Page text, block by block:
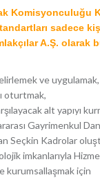
Komisyonculuğu
sadece
A.Ş. olarak b
ve uygulamak,
oturtmak,
alt yapıyı
Gayrimenkul
Seçkin Kadrolar
imkanlarıyla
kurumsallaşmak için